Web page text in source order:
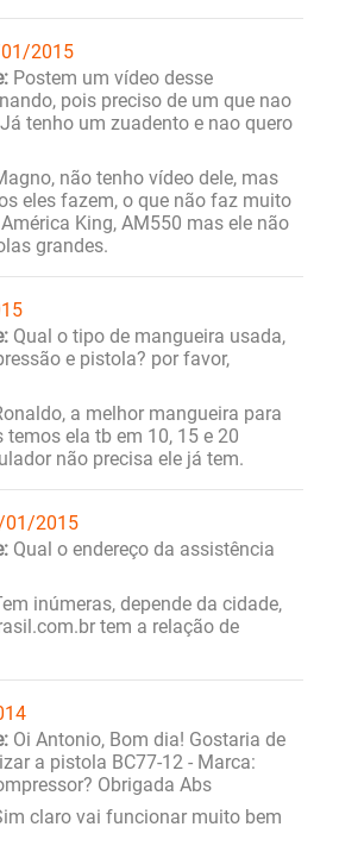
2015
Postem um vídeo desse
pois preciso de um que nao
tenho um zuadento e nao quero
não tenho vídeo dele, mas
eles fazem, o que não faz muito
King, AM550 mas ele não
grandes.
Qual o tipo de mangueira usada,
e pistola? por favor,
a melhor mangueira para
temos ela tb em 10, 15 e 20
não precisa ele já tem.
01/2015
Qual o endereço da assistência
inúmeras, depende da cidade,
tem a relação de
Oi Antonio, Bom dia! Gostaria de
a pistola BC77-12 - Marca:
Obrigada Abs
claro vai funcionar muito bem